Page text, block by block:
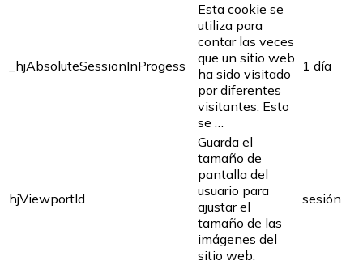
_hjAbsoluteSessionInProgess
Esta cookie se
utiliza para
contar las veces
que un sitio web
ha sido visitado
por diferentes
visitantes. Esto
se …
1 día
hjViewportld
Guarda el
tamaño de
pantalla del
usuario para
ajustar el
tamaño de las
imágenes del
sitio web.
sesión